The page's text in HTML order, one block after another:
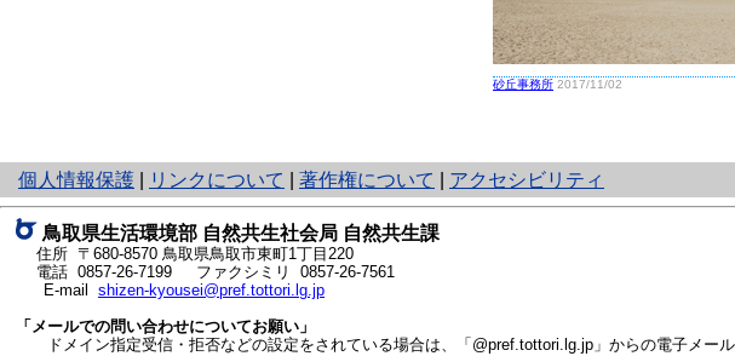
砂丘事務所 2017/11/02
個人情報保護
と
り
ネ
ッ
ト
へ
の
リンクについて 著作権について アクセシビリティ
鳥取県生活環境部 自然共生社会局 自然共生課
住所 〒680-8570 鳥取県鳥取市東町1丁目220
電話 0857-26-7199
ファクシミリ 0857-26-7561
E-mail shizen-kyousei@pref.tottori.lg.jp
「メールでの問い合わせについてお願い」
ドメイン指定受信・拒否などの設定をされている場合は、「@pref.tottori.lg.jp」からの電子メール